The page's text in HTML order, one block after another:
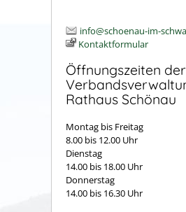
info@schoenau-im-
Kontaktformular
Öffnungszeiten der
Rathaus Schönau
Montag bis Freitag
8.00 bis 12.00 Uhr
Dienstag
14.00 bis 18.00 Uhr
Donnerstag
14.00 bis 16.30 Uhr